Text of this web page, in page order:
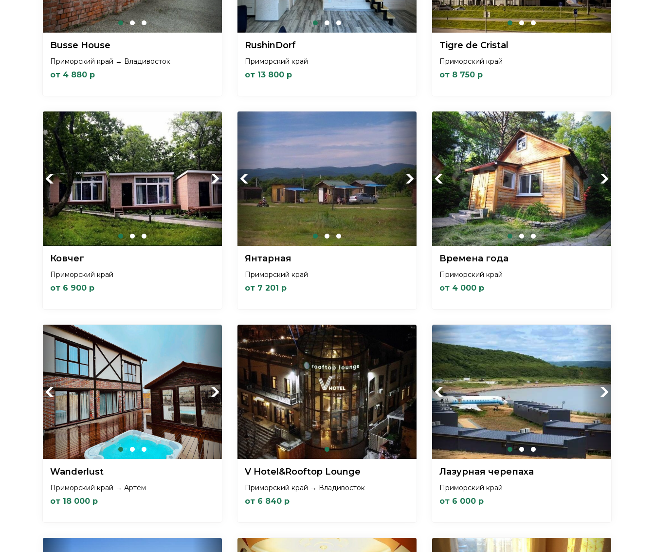
Busse House
Приморский край → Владивосток
от 4 880 р
RushinDorf
Приморский край
от 13 800 р
Tigre de Cristal
Приморский край
от 8 750 р
Previous Next
Ковчег
Приморский край
от 6 900 р
Previous Next
Янтарная
Приморский край
от 7 201 р
Previous Next
Времена года
Приморский край
от 4 000 р
Previous Next
Wanderlust
Приморский край → Артём
от 18 000 р
V Hotel&Rooftop Lounge
Приморский край → Владивосток
от 6 840 р
Previous Next
Лазурная черепаха
Приморский край
от 6 000 р